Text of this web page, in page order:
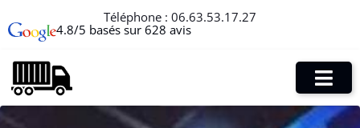
Téléphone : 06.63.53.17.27
4.8/5 basés sur 628 avis